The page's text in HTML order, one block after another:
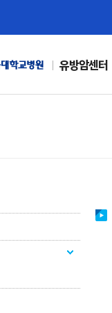
유방암센터